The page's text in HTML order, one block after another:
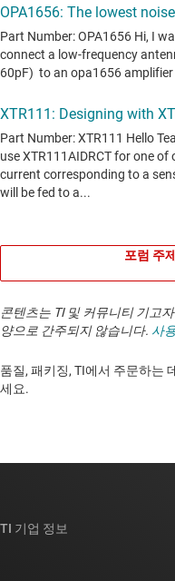
포럼 주
콘텐츠는 TI 및 커뮤니티 기고
양으로 간주되지 않습니다. 사
품질, 패키징, TI에서 주문하는
세요. ​​​​​​​​​​​​​​
TI 기업 정보